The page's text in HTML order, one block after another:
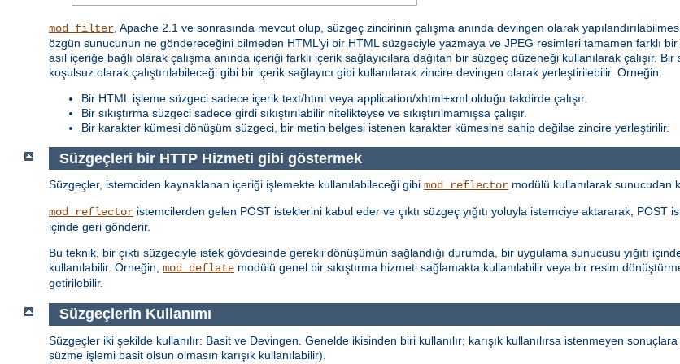
mod_filter , Apache 2.1 ve sonrasında mevcut olup, süzgeç zincirinin çalışma anında devingen olarak
özgün sunucunun ne göndereceğini bilmeden HTML’yi bir HTML süzgeciyle yazmaya ve JPEG resimleri tamamen farklı
asıl içeriğe bağlı olarak çalışma anında içeriği farklı içerik sağlayıcılara dağıtan bir süzgeç düzeneği kullanılarak çalışır.
koşulsuz olarak çalıştırılabileceği gibi bir içerik sağlayıcı gibi kullanılarak zincire devingen olarak yerleştirilebilir. Örneğin:
Bir HTML işleme süzgeci sadece içerik text/html veya application/xhtml+xml olduğu takdirde çalışır.
Bir sıkıştırma süzgeci sadece girdi sıkıştırılabilir nitelikteyse ve sıkıştırılmamışsa çalışır.
Bir karakter kümesi dönüşüm süzgeci, bir metin belgesi istenen karakter kümesine sahip değilse zincire yerleştirilir.
Süzgeçleri bir HTTP Hizmeti gibi göstermek
Süzgeçler, istemciden kaynaklanan içeriği işlemekte kullanılabileceği gibi mod_reflector modülü kullanılarak sunucudan
mod_reflector istemcilerden gelen POST isteklerini kabul eder ve çıktı süzgeç yığıtı yoluyla istemciye aktararak, POST
içinde geri gönderir.
Bu teknik, bir çıktı süzgeciyle istek gövdesinde gerekli dönüşümün sağlandığı durumda, bir uygulama sunucusu yığıtı
kullanılabilir. Örneğin, mod_deflate modülü genel bir sıkıştırma hizmeti sağlamakta kullanılabilir veya bir resim
getirilebilir.
Süzgeçlerin Kullanımı
Süzgeçler iki şekilde kullanılır: Basit ve Devingen. Genelde ikisinden biri kullanılır; karışık kullanılırsa istenmeyen
süzme işlemi basit olsun olmasın karışık kullanılabilir).